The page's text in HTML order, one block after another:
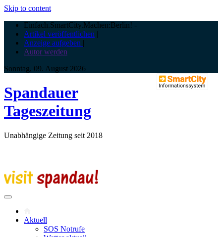
Skip to content
Einfach.SmartCity.Machen:Berlin! -
Artikel veröffentlichen |
Anzeige aufgeben |
Autor werden
Sonntag, 09. August 2026
Spandauer
Tageszeitung
Unabhängige Zeitung seit 2018
Aktuell
SOS Notrufe